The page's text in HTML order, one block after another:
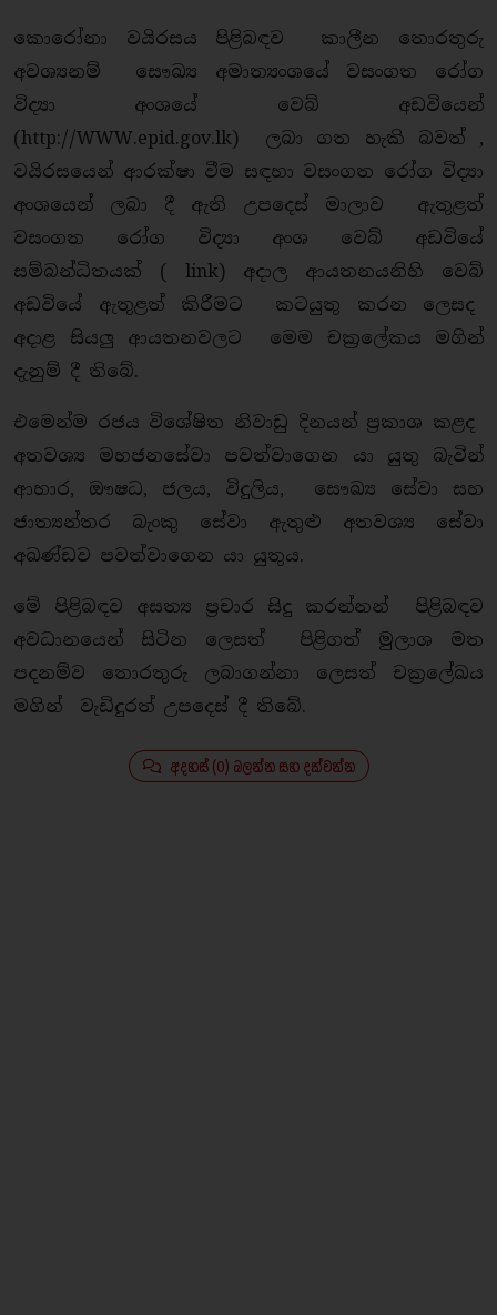
කොරෝනා වයිරසය පිළිබඳව කාලීන තොරතුරු
අවශ්‍යනම් සෞඛ්‍ය අමාත්‍යංශයේ වසංගත රෝග
විද්‍යා අංශයේ වෙබ් අඩවියෙන්
(http://WWW.epid.gov.lk) ලබා ගත හැකි බවත් ,
වයිරසයෙන් ආරක්ෂා වීම සඳහා වසංගත රෝග විද්‍යා
අංශයෙන් ලබා දී ඇති උපදෙස් මාලාව ඇතුළත්
වසංගත රෝග විද්‍යා අංශ වෙබ් අඩවියේ
සම්බන්ධිතයක් ( link) අදාල ආයතනයනිහි වෙබ්
අඩවියේ ඇතුළත් කිරීමට කටයුතු කරන ලෙසද
අදාළ සියලු ආයතනවලට මෙම චක්‍රලේකය මගින්
දැනුම් දී තිබේ.
එමෙන්ම රජය විශේෂිත නිවාඩු දිනයන් ප්‍රකාශ කළද
අතවශ්‍ය මහජනසේවා පවත්වාගෙන යා යුතු බැවින්
ආහාර, ඖෂධ, ජලය, විදුලිය, සෞඛ්‍ය සේවා සහ
ජාත්‍යන්තර බැංකු සේවා ඇතුළු අතවශ්‍ය සේවා
අඛණ්ඩව පවත්වාගෙන යා යුතුය.
මේ පිළිබඳව අසත්‍ය ප්‍රචාර සිදු කරන්නන් පිළිබඳව
අවධානයෙන් සිටින ලෙසත් පිළිගත් මුලාශ මත
පදනම්ව තොරතුරු ලබාගන්නා ලෙසත් චක්‍රලේඛය
මගින් වැඩිදුරත් උපදෙස් දී තිබේ.
අදහස් (0) බලන්න සහ දක්වන්න